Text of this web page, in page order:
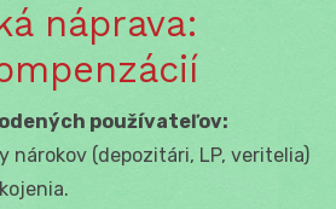
náprava:
používateľov:
nárokov (depozitári, LP, veritelia)